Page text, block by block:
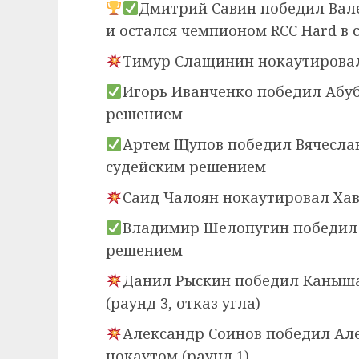
Дмитрий Савин победил
и остался чемпионом RCC Hard в
Тимур Слащинин
Игорь Иванченко победил
решением
Артем Щупов победил
судейским решением
Саид Чалоян нокаутировал
Владимир Шелопугин победил
решением
Данил Рыскин победил
(раунд 3, отказ угла)
Александр Соинов победил